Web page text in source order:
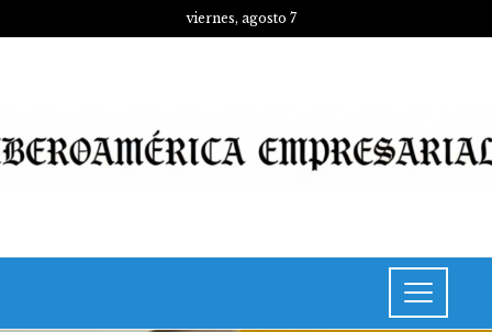
viernes, agosto 7